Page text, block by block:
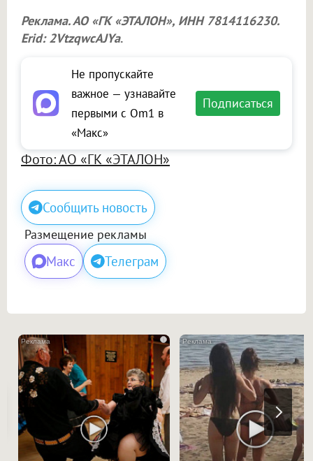
Реклама. АО «ГК «ЭТАЛОН», ИНН 7814116230.
Erid: 2VtzqwcAJYa.
Не пропускайте
важное — узнавайте
первыми с Om1 в
«Макс»
Подписаться
Фото: АО «ГК «ЭТАЛОН»
Сообщить новость
Размещение рекламы
Макс Телеграм
i